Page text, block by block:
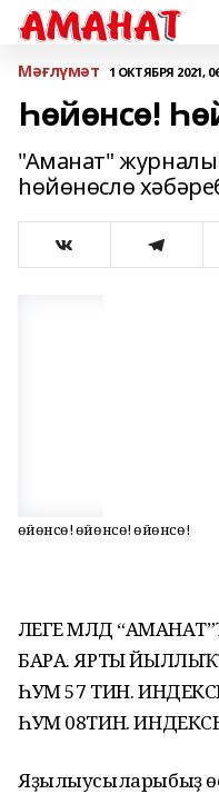
Мәғлүмәт 1 ОКТЯБРЯ 2021,
Һөйөнсө!
"Аманат"
һөйөнөслө
Һөйөнсө! Һөйөнсө! Һөйөнсө!
ӘЛЕГЕ МӘЛДӘ
БАРА. ЯРТЫ
ҺУМ 57 ТИН.
ҺУМ 08ТИН.
Яҙылыусыларыбыҙ